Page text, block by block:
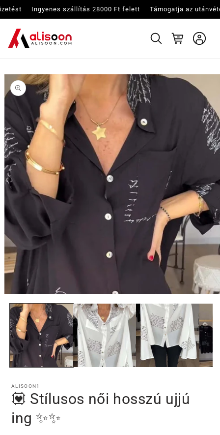
Ugrás a
tartalomhoz
Ingyenes szállítás 28000 Ft felett Támogatja az utánvétes fizetést
Kosár
Kihagyás, és
ugrás a
termékadatokra
médiafájl
megnyitása
modális
párbeszédpanelen
ALISOON1
💟 Stílusos női hosszú ujjú
ing ✨✨